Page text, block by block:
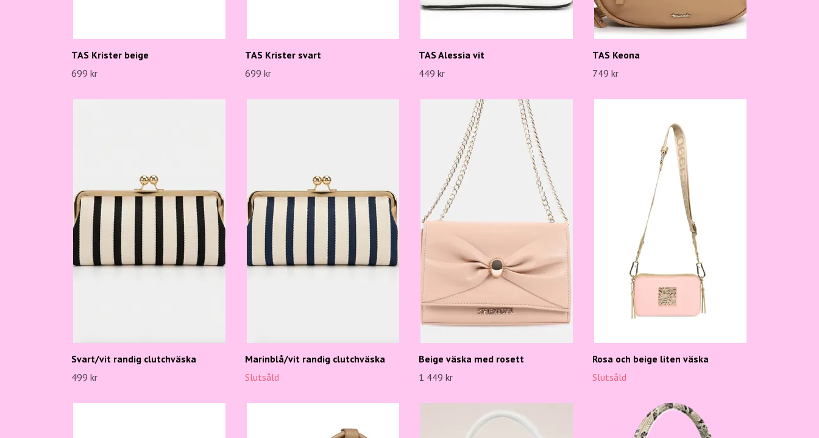
TAS Krister beige
699 kr
TAS Krister svart
699 kr
TAS Alessia vit
449 kr
TAS Keona
749 kr
Svart/vit randig clutchväska
499 kr
Marinblå/vit randig clutchväska
Slutsåld
Beige väska med rosett
1 449 kr
Rosa och beige liten väska
Slutsåld